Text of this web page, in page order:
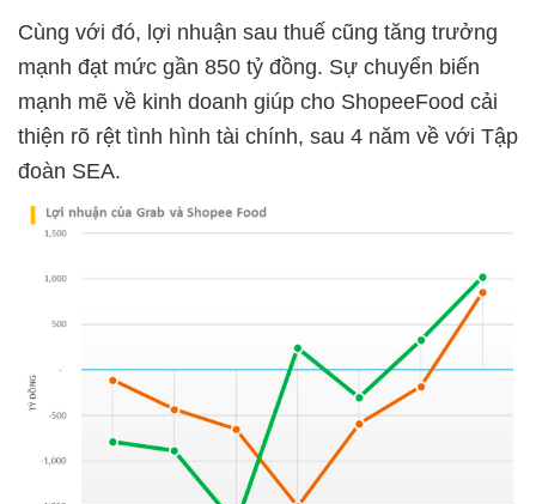
Cùng với đó, lợi nhuận sau thuế cũng tăng trưởng
mạnh đạt mức gần 850 tỷ đồng. Sự chuyển biến
mạnh mẽ về kinh doanh giúp cho ShopeeFood cải
thiện rõ rệt tình hình tài chính, sau 4 năm về với Tập
đoàn SEA.